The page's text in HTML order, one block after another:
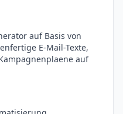
auf Basis von
E-Mail-Texte,
auf